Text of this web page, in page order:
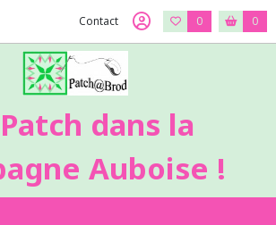
Contact 0 0
dans la
Auboise !